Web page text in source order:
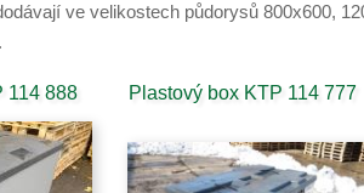
ve velikostech půdorysů 800x600,
114 888 Plastový box KTP 114 777